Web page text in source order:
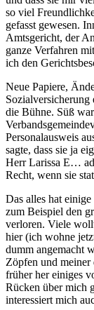
so viel
gefasst gewesen.
Amtsgericht, der
ganze Verfahren
ich den
Neue Papiere,
Sozialversicherung
die Bühne. Süß
Personalausweis
sagte, dass sie ja
Herr Larissa E…
Recht, wenn sie
Das alles hat
zum Beispiel den
verloren. Viele
hier (ich wohne
dumm angemacht
Zöpfen und
früher her einiges
Rücken über mich
interessiert mich